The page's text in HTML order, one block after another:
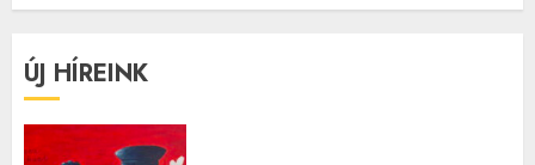
ÚJ HÍREINK